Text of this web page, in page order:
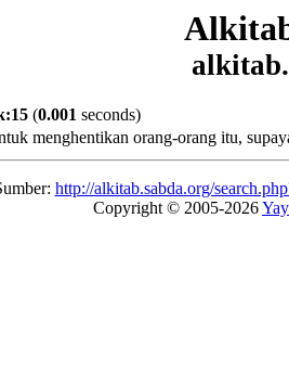
(0.001 seconds)
menghentikan orang-orang itu,
http://alkitab.sabda.org/
Copyright © 2005-2026